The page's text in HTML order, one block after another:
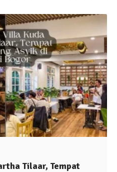
Tilaar, Tempat